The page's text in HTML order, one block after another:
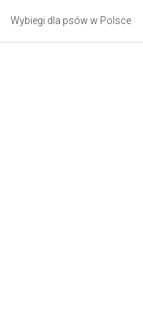
Wybiegi dla psów w Polsce